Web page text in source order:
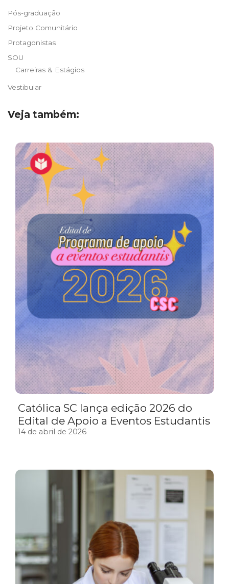
Pós-graduação
Projeto Comunitário
Protagonistas
SOU
Carreiras & Estágios
Vestibular
Veja também:
Católica SC lança edição 2026 do
Edital de Apoio a Eventos Estudantis
14 de abril de 2026